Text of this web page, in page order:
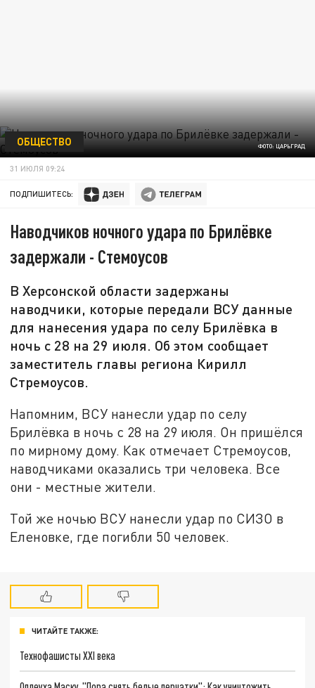
ФОТО: ЦАРЬГРАД
ОБЩЕСТВО
31 ИЮЛЯ 09:24
ПОДПИШИТЕСЬ:
Наводчиков ночного удара по Брилёвке
задержали - Стемоусов
В Херсонской области задержаны
наводчики, которые передали ВСУ данные
для нанесения удара по селу Брилёвка в
ночь с 28 на 29 июля. Об этом сообщает
заместитель главы региона Кирилл
Стремоусов.
Напомним, ВСУ нанесли удар по селу
Брилёвка в ночь с 28 на 29 июля. Он пришёлся
по мирному дому. Как отмечает Стремоусов,
наводчиками оказались три человека. Все
они - местные жители.
Той же ночью ВСУ нанесли удар по СИЗО в
Еленовке, где погибли 50 человек.
ЧИТАЙТЕ ТАКЖЕ:
Технофашисты XXI века